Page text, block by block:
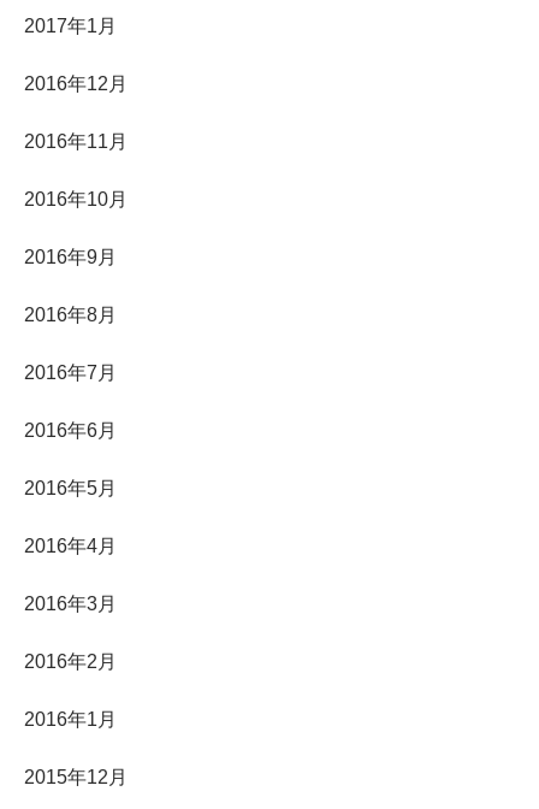
2017年1月
2016年12月
2016年11月
2016年10月
2016年9月
2016年8月
2016年7月
2016年6月
2016年5月
2016年4月
2016年3月
2016年2月
2016年1月
2015年12月